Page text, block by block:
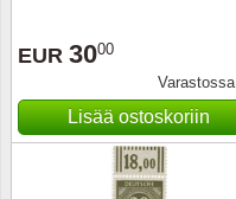
EUR 3000
Varastossa
Lisää ostoskoriin